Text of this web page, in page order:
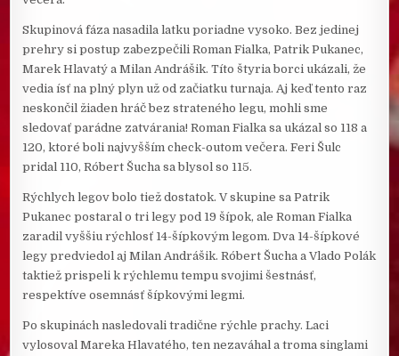
Skupinová fáza nasadila latku poriadne vysoko. Bez jedinej
prehry si postup zabezpečili Roman Fialka, Patrik Pukanec,
Marek Hlavatý a Milan Andrášik. Títo štyria borci ukázali, že
vedia ísť na plný plyn už od začiatku turnaja. Aj keď tento raz
neskončil žiaden hráč bez strateného legu, mohli sme
sledovať parádne zatvárania! Roman Fialka sa ukázal so 118 a
120, ktoré boli najvyšším check-outom večera. Feri Šulc
pridal 110, Róbert Šucha sa blysol so 115.
Rýchlych legov bolo tiež dostatok. V skupine sa Patrik
Pukanec postaral o tri legy pod 19 šípok, ale Roman Fialka
zaradil vyššiu rýchlosť 14-šípkovým legom. Dva 14-šípkové
legy predviedol aj Milan Andrášik. Róbert Šucha a Vlado Polák
taktiež prispeli k rýchlemu tempu svojimi šestnásť,
respektíve osemnásť šípkovými legmi.
Po skupinách nasledovali tradične rýchle prachy. Laci
vylosoval Mareka Hlavatého, ten nezaváhal a troma singlami